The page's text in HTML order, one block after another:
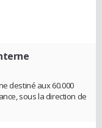
destiné aux 60.000
sous la direction de